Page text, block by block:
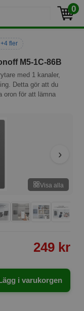
0
+4 fler
M5-1C-86B
med 1 kanaler,
Detta gör att du
oron för att lämna
Visa alla
249 kr
i varukorgen